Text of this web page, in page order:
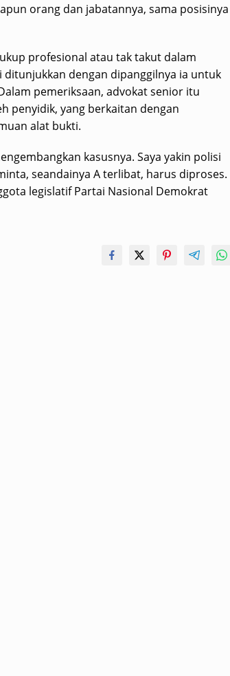
orang dan jabatannya, sama posisinya
profesional atau tak takut dalam
dengan dipanggilnya ia untuk
pemeriksaan, advokat senior itu
penyidik, yang berkaitan dengan
alat bukti.
kasusnya. Saya yakin polisi
seandainya A terlibat, harus diproses.
legislatif Partai Nasional Demokrat